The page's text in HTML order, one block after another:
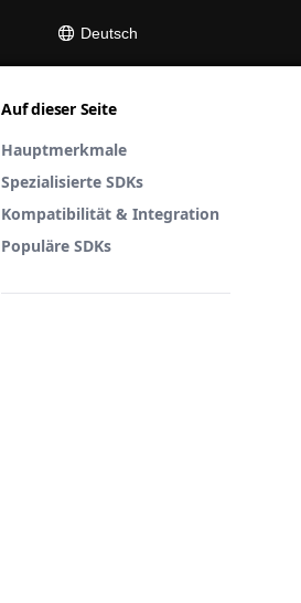
Deutsch
Auf dieser Seite
Hauptmerkmale
Spezialisierte SDKs
Kompatibilität & Integration
Populäre SDKs